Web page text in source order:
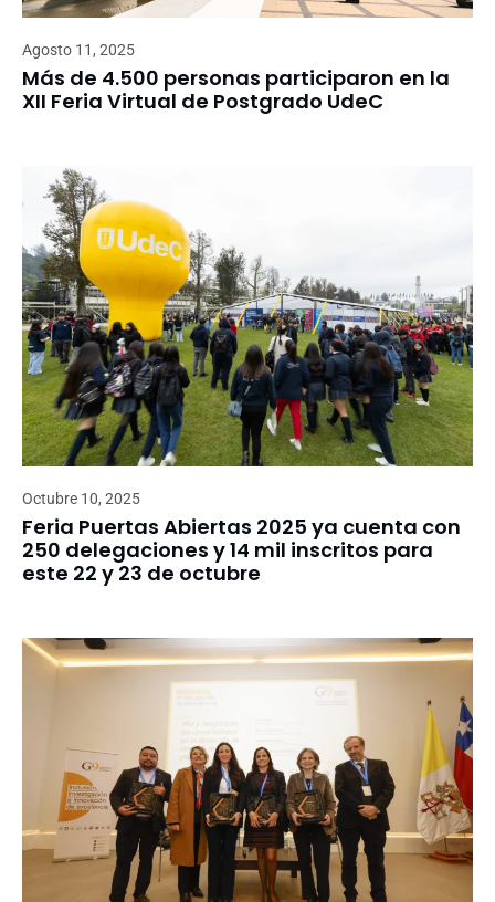
Agosto 11, 2025
Más de 4.500 personas participaron en la
XII Feria Virtual de Postgrado UdeC
Octubre 10, 2025
Feria Puertas Abiertas 2025 ya cuenta con
250 delegaciones y 14 mil inscritos para
este 22 y 23 de octubre